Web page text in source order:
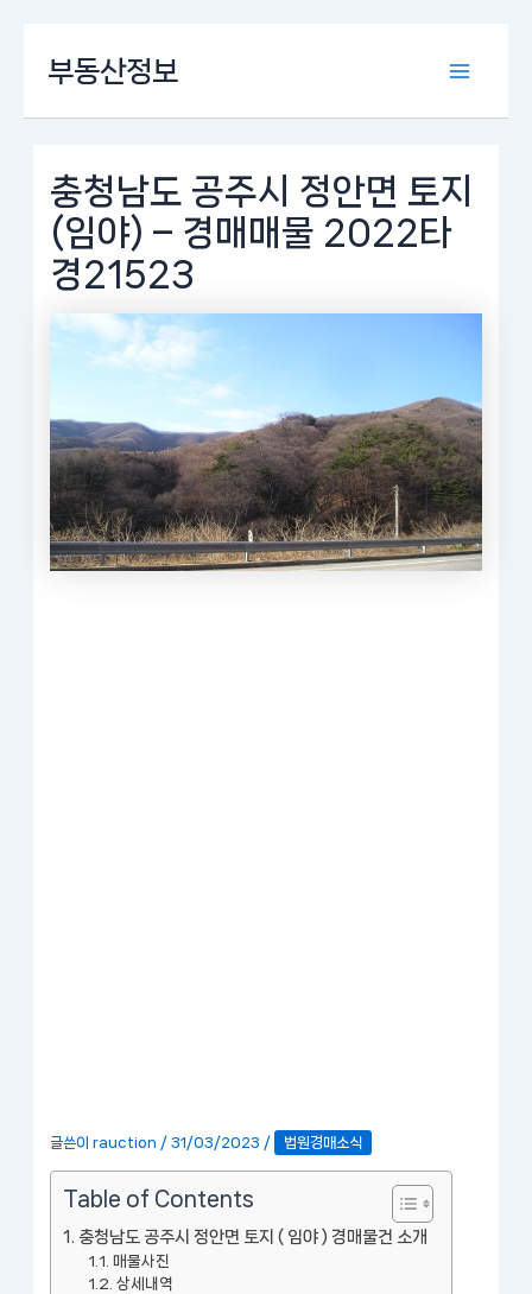
로
부동산정보
충청남도 공주시 정안면 토지
(임야) – 경매매물 2022타
경21523
글쓴이rauction /31/03/2023 / 법원경매소식
Table of Contents
충청남도 공주시 정안면 토지 ( 임야 ) 경매물건 소개
매물사진
상세내역